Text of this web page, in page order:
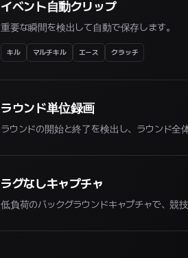
イベント自動クリップ
重要な瞬間を検出して自動で保存します。
キル マルチキル エース クラッチ
ラウンド単位録画
ラウンドの開始と終了を検出し、ラウンド全
ラグなしキャプチャ
低負荷のバックグラウンドキャプチャで、競